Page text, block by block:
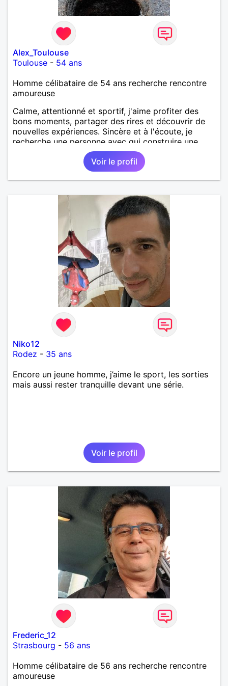
Alex_Toulouse
Toulouse - 54 ans
Homme célibataire de 54 ans recherche rencontre
amoureuse
Calme, attentionné et sportif, j'aime profiter des
bons moments, partager des rires et découvrir de
nouvelles expériences. Sincère et à l'écoute, je
recherche une personne avec qui construire une
belle complicité et une relation authentique.
Voir le profil
Niko12
Rodez - 35 ans
Encore un jeune homme, j’aime le sport, les sorties
mais aussi rester tranquille devant une série.
Voir le profil
Frederic_12
Strasbourg - 56 ans
Homme célibataire de 56 ans recherche rencontre
amoureuse